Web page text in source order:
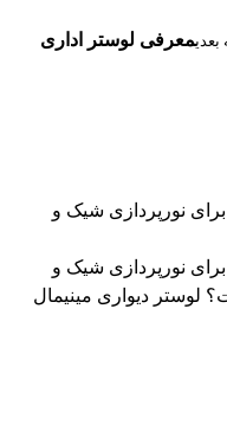
بعدیمعرفی لوستر اداری
برای نورپردازی شیک و
برای نورپردازی شیک و
لوستر دیواری مینیمال